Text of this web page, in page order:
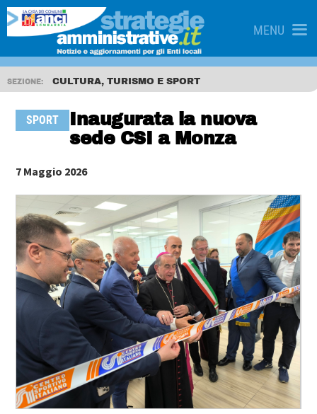
MENU
SEZIONE: CULTURA, TURISMO E SPORT
SPORT
Inaugurata la nuova
sede CSI a Monza
7 Maggio 2026